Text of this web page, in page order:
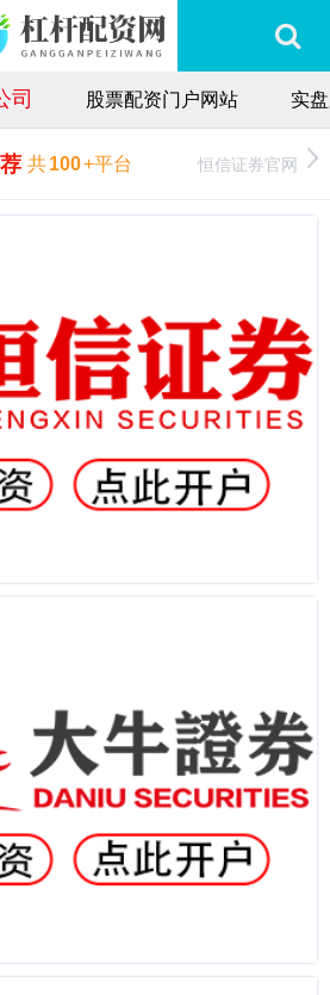
司 股票配资门户网站 实
共100+平台 恒信证券官网